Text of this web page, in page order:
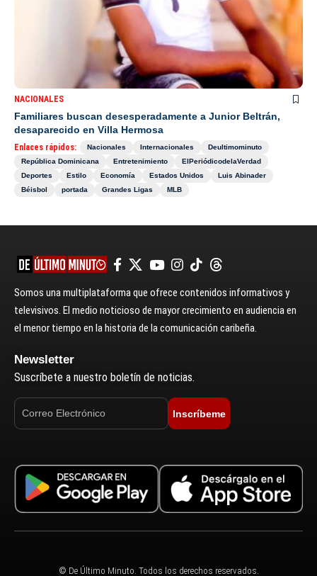
NACIONALES
Familiares buscan desesperadamente a Junior Beltrán,
desaparecido en Villa Hermosa
Enlaces rápidos: Nacionales Internacionales
Deultimominuto
República Dominicana
Entretenimiento
ElPeriódicodelaVerdad
Deportes
Estilo Economía Estados Unidos
Luis Abinader
Béisbol
portada Grandes Ligas MLB
Somos una multiplataforma que ofrece contenidos informativos y
televisivos. El medio noticioso de mayor crecimiento en audiencia en
el menor tiempo en la historia de la comunicación caribeña.
Newsletter
Suscríbete a nuestro boletín de noticias.
Inscríbeme
© De Último Minuto. Todos los derechos reservados.